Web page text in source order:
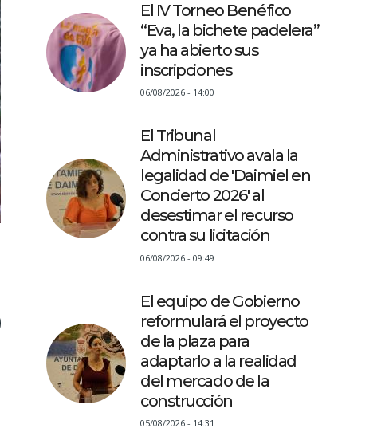
El IV Torneo Benéfico
“Eva, la bichete padelera”
ya ha abierto sus
inscripciones
06/08/2026 - 14:00
El Tribunal
Administrativo avala la
legalidad de 'Daimiel en
Concierto 2026' al
desestimar el recurso
contra su licitación
06/08/2026 - 09:49
El equipo de Gobierno
reformulará el proyecto
de la plaza para
adaptarlo a la realidad
del mercado de la
construcción
05/08/2026 - 14:31